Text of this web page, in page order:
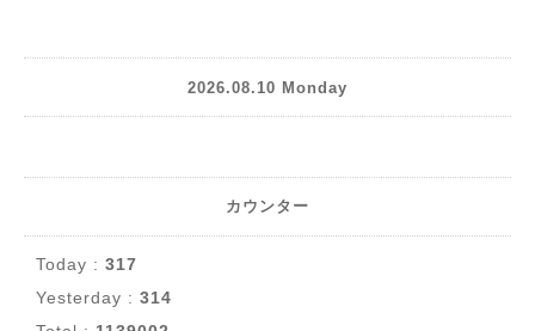
2026.08.10 Monday
カウンター
Today : 317
Yesterday : 314